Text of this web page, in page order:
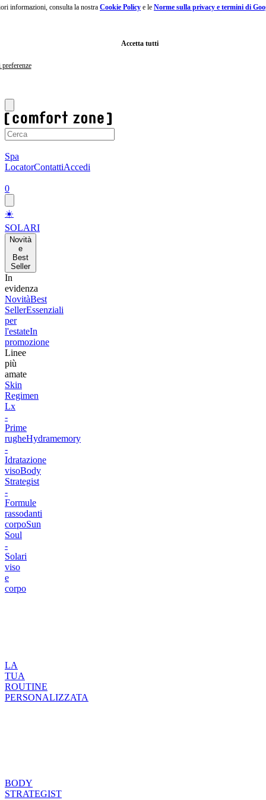
informazioni, consulta la nostraCookie Policy e leNorme sulla privacy e termini di
Accetta tutti
preferenze
Passa
footer
Spa
LocatorContattiAccedi
0
☀️
SOLARI
Novità
e
Best
Seller
In
evidenza
NovitàBest
SellerEssenziali
per
l'estateIn
promozione
Linee
più
amate
Skin
Regimen
Lx
-
Prime
rugheHydramemory
-
Idratazione
visoBody
Strategist
-
Formule
rassodanti
corpoSun
Soul
-
Solari
viso
e
corpo
LA
TUA
ROUTINE
PERSONALIZZATA
BODY
STRATEGIST